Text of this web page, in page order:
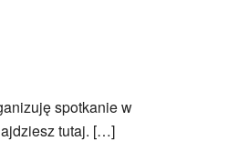
spotkanie w
tutaj. […]